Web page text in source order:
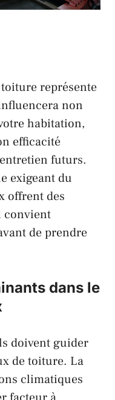
toiturereprésente
non
habitation,
efficacité
futurs.
exigeant du
offrent des
convient
de prendre
dans le
doivent guider
de toiture. La
climatiques